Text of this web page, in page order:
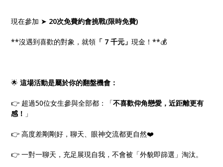
現在參加 ➤ 20次免費約會挑戰(限時免費)
**沒遇到喜歡的對象，就領 「 7 千元」現金！**💰
🌟這場活動是屬於你的翻盤機會：
👉 超過50位女生參與全部都：「不喜歡仰角戀愛，近距離更有
感！ 」
👉 高度差剛剛好，聊天、眼神交流都更自然❤️
👉 一對一聊天，充足展現自我，不會被「外貌即篩選」淘汰。